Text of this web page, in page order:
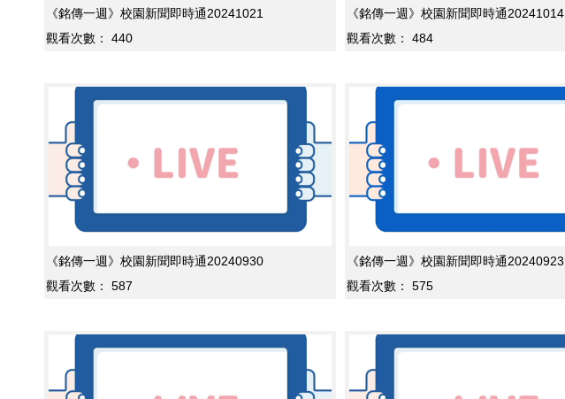
《銘傳一週》校園新聞即時通20241021
觀看次數：
440
《銘傳一週》校園新聞即時通20241014
觀看次數：
484
《銘傳一週》校園新聞即時通20240930
觀看次數：
587
《銘傳一週》校園新聞即時通20240923
觀看次數：
575